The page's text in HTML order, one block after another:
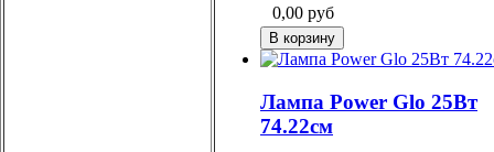
0,00 руб
Лампа Power Glo 25Вт
74.22см